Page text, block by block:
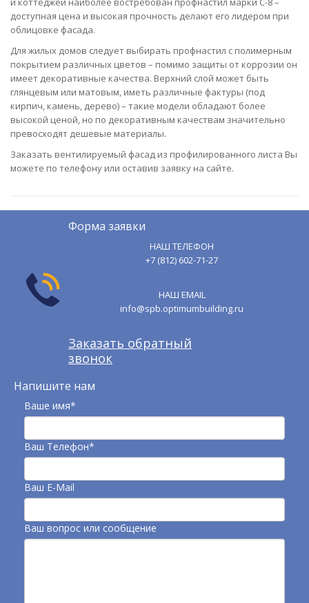
доступная цена и высокая прочность делают его лидером при
облицовке фасада.
Для жилых домов следует выбирать профнастил с полимерным
покрытием различных цветов – помимо защиты от коррозии он
имеет декоративные качества. Верхний слой может быть
глянцевым или матовым, иметь различные фактуры (под
кирпич, камень, дерево) – такие модели обладают более
высокой ценой, но по декоративным качествам значительно
превосходят дешевые материалы.
Заказать вентилируемый фасад из профилированного листа Вы
можете по телефону или оставив заявку на сайте.
Форма заявки
НАШ ТЕЛЕФОН
+7 (812) 602-71-27
НАШ EMAIL
info@spb.optimumbuilding.ru
Заказать обратный
звонок
Напишите нам
Ваше имя*
Ваш Телефон*
Ваш E-Mail
Ваш вопрос или сообщение